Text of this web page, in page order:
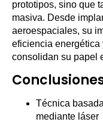
prototipos, sino que
masiva. Desde
aeroespaciales, su
eficiencia
consolidan su papel
Técnica
mediante láser